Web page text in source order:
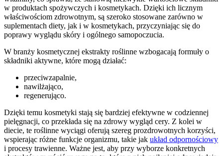
w produktach spożywczych i kosmetykach. Dzięki ich licznym
właściwościom zdrowotnym, są szeroko stosowane zarówno w
suplementach diety, jak i w kosmetykach, przyczyniając się do
poprawy wyglądu skóry i ogólnego samopoczucia.
W branży kosmetycznej ekstrakty roślinne wzbogacają formuły o
składniki aktywne, które mogą działać:
przeciwzapalnie,
nawilżająco,
regenerująco.
Dzięki temu kosmetyki stają się bardziej efektywne w codziennej
pielęgnacji, co przekłada się na zdrowy wygląd cery. Z kolei w
diecie, te roślinne wyciągi oferują szereg prozdrowotnych korzyści,
wspierając różne funkcje organizmu, takie jak układ odpornościowy
i procesy trawienne. Ważne jest, aby przy wyborze konkretnych